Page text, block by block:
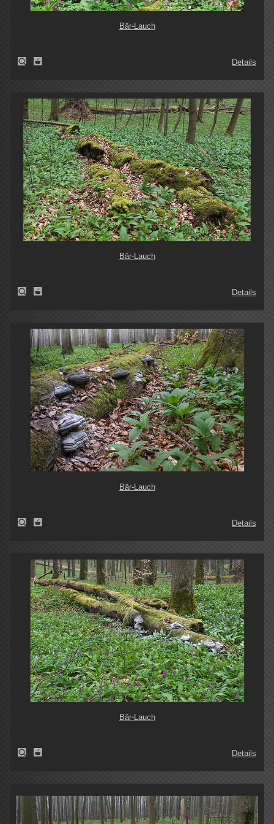
Bär-Lauch
Details
Bär-Lauch
Details
Bär-Lauch
Details
Bär-Lauch
Details